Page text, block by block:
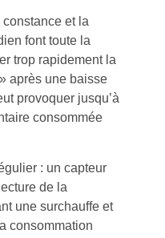
et la
font toute la
trop rapidement la
après une baisse
provoquer jusqu’à
consommée
: un capteur
de la
une surchauffe et
consommation